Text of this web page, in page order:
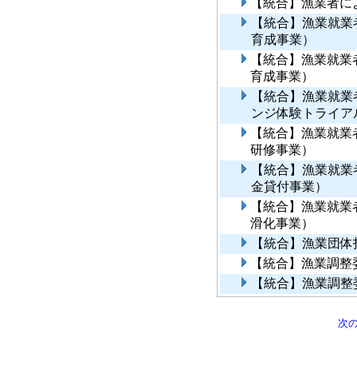
【統合】漁業者
【統合】漁業就
育成事業）
【統合】漁業就
育成事業）
【統合】漁業就
ンジ体験トライア
【統合】漁業就
研修事業）
【統合】漁業就
金貸付事業）
【統合】漁業就
滑化事業）
【統合】漁業団
【統合】漁業調
【統合】漁業調
次